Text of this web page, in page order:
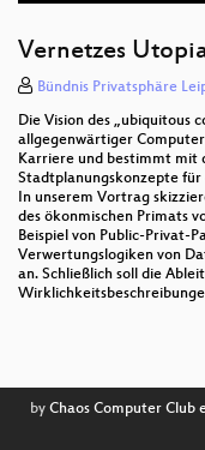
Vernetzes
Bündnis Privatsphäre
Die Vision des „ubiquitous
allgegenwärtiger
Karriere und bestimmt mit
Stadtplanungskonzepte für
In unserem Vortrag
des ökonmischen Primats
Beispiel von Public-Privat-
Verwertungslogiken von
an. Schließlich soll die
by Chaos Computer Club